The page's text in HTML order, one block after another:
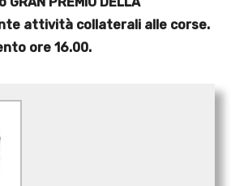
attività collaterali alle corse.
ore 16.00.